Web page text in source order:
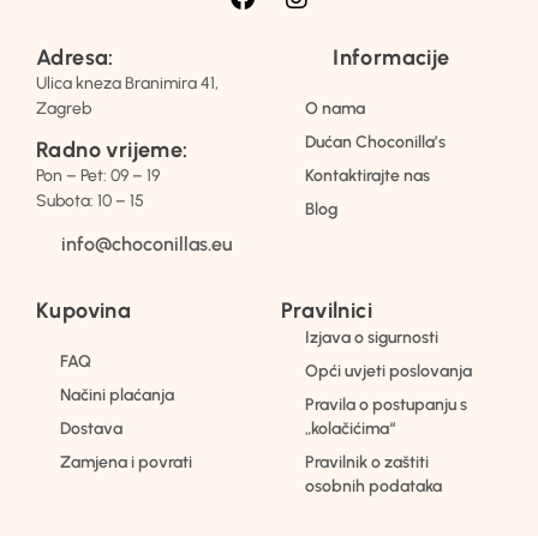
Adresa:
Ulica kneza Branimira 41,
Zagreb
Radno vrijeme:
Pon – Pet: 09 – 19
Subota: 10 – 15
info@choconillas.eu
Informacije
O nama
Dućan Choconilla’s
Kontaktirajte nas
Blog
Kupovina
FAQ
Načini plaćanja
Dostava
Zamjena i povrati
Pravilnici
Izjava o sigurnosti
Opći uvjeti poslovanja
Pravila o postupanju s
„kolačićima“
Pravilnik o zaštiti
osobnih podataka